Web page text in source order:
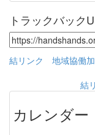
トラックバック
結リンク 地域協働
結
カレンダー